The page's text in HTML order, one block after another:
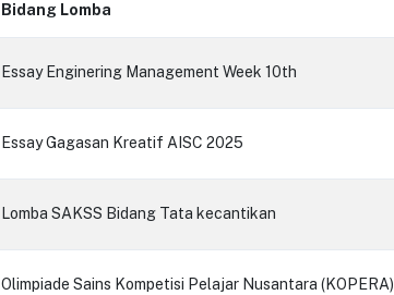
Bidang Lomba
Essay Enginering Management Week 10th
Essay Gagasan Kreatif AISC 2025
Lomba SAKSS Bidang Tata kecantikan
Olimpiade Sains Kompetisi Pelajar Nusantara (KOPERA)